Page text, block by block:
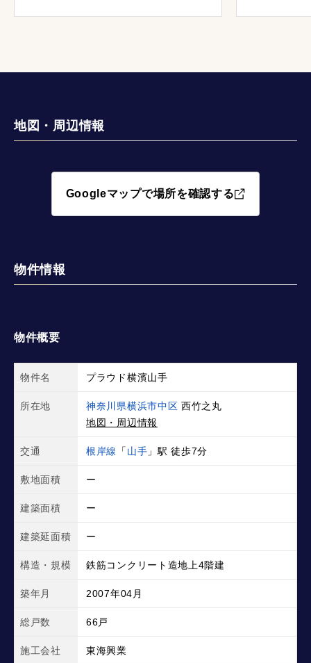
地図・周辺情報
Googleマップで場所を確認する
物件情報
物件概要
物件名 プラウド横濱山手
所在地 神奈川県横浜市中区 西竹之丸
地図・周辺情報
交通 根岸線 「 山手 」駅 徒歩7分
敷地面積 ー
建築面積 ー
建築延面積 ー
構造・規模 鉄筋コンクリート造地上4階建
築年月 2007年04月
総戸数 66戸
施工会社 東海興業